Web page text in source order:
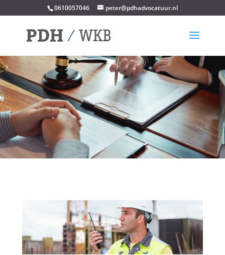
0610057046 peter@pdhadvocatuur.nl